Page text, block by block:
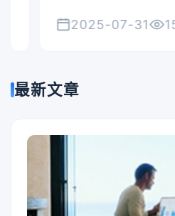
2025-07-31
最新文章